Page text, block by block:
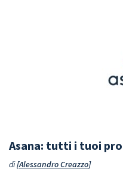
Asana: tutti i tuoi
di Alessandro Creazzo